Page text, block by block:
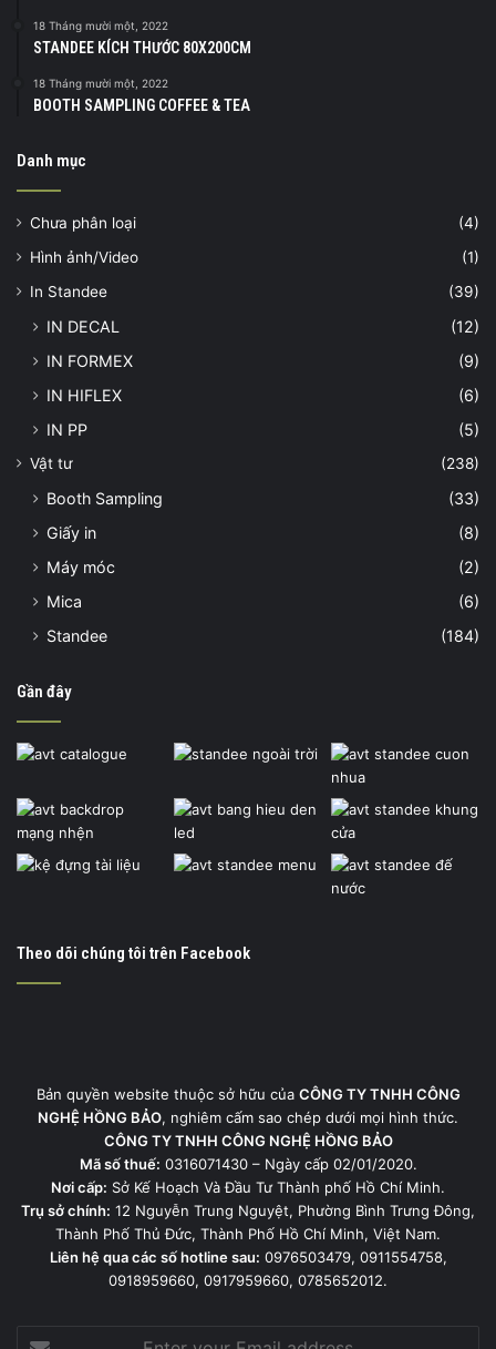
18 Tháng mười một, 2022
STANDEE KÍCH THƯỚC 80X200CM
18 Tháng mười một, 2022
BOOTH SAMPLING COFFEE & TEA
Danh mục
Chưa phân loại
(4)
Hình ảnh/Video
(1)
In Standee
(39)
IN DECAL
(12)
IN FORMEX
(9)
IN HIFLEX
(6)
IN PP
(5)
Vật tư (238)
Booth Sampling
(33)
Giấy in
(8)
Máy móc
(2)
Mica
(6)
Standee
(184)
Gần đây
Theo dõi chúng tôi trên Facebook
Bản quyền website thuộc sở hữu của CÔNG TY TNHH CÔNG
NGHỆ HỒNG BẢO, nghiêm cấm sao chép dưới mọi hình thức.
CÔNG TY TNHH CÔNG NGHỆ HỒNG BẢO
Mã số thuế: 0316071430 – Ngày cấp 02/01/2020.
Nơi cấp: Sở Kế Hoạch Và Đầu Tư Thành phố Hồ Chí Minh.
Trụ sở chính: 12 Nguyễn Trung Nguyệt, Phường Bình Trưng Đông,
Thành Phố Thủ Đức, Thành Phố Hồ Chí Minh, Việt Nam.
Liên hệ qua các số hotline sau: 0976503479, 0911554758,
0918959660, 0917959660, 0785652012.